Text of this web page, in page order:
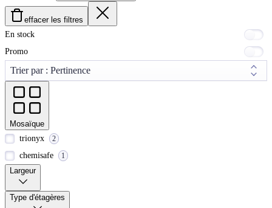
effacer les filtres
En stock
Promo
Mosaïque
trionyx
2
chemisafe 1
Largeur
Type d'étagères